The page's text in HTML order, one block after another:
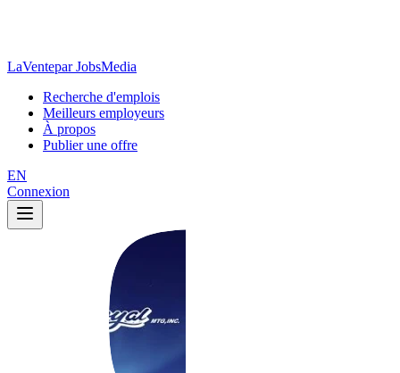
LaVentepar JobsMedia
Recherche d'emplois
Meilleurs employeurs
À propos
Publier une offre
EN
Connexion